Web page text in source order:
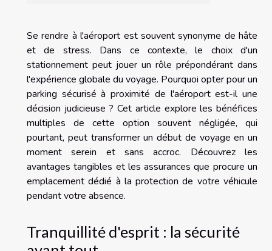
Se rendre à l'aéroport est souvent synonyme de hâte
et de stress. Dans ce contexte, le choix d'un
stationnement peut jouer un rôle prépondérant dans
l'expérience globale du voyage. Pourquoi opter pour un
parking sécurisé à proximité de l'aéroport est-il une
décision judicieuse ? Cet article explore les bénéfices
multiples de cette option souvent négligée, qui
pourtant, peut transformer un début de voyage en un
moment serein et sans accroc. Découvrez les
avantages tangibles et les assurances que procure un
emplacement dédié à la protection de votre véhicule
pendant votre absence.
Tranquillité d'esprit : la sécurité